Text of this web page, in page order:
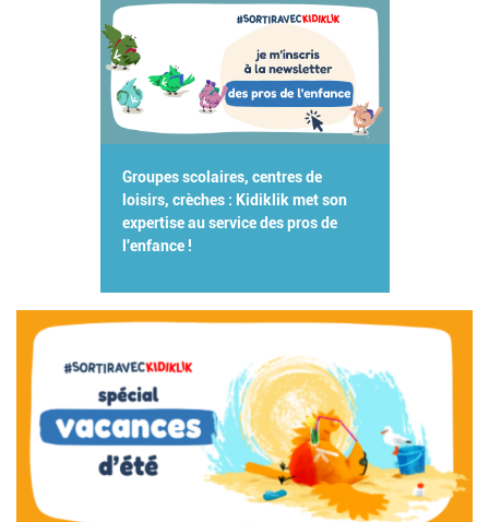
Groupes scolaires, centres de
loisirs, crèches : Kidiklik met son
expertise au service des pros de
l'enfance !